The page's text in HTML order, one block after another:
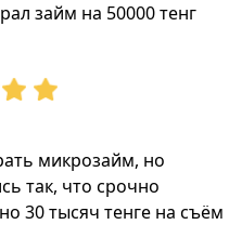
займ на 50000 тенг
микрозайм, но
так, что срочно
30 тысяч тенге на съём